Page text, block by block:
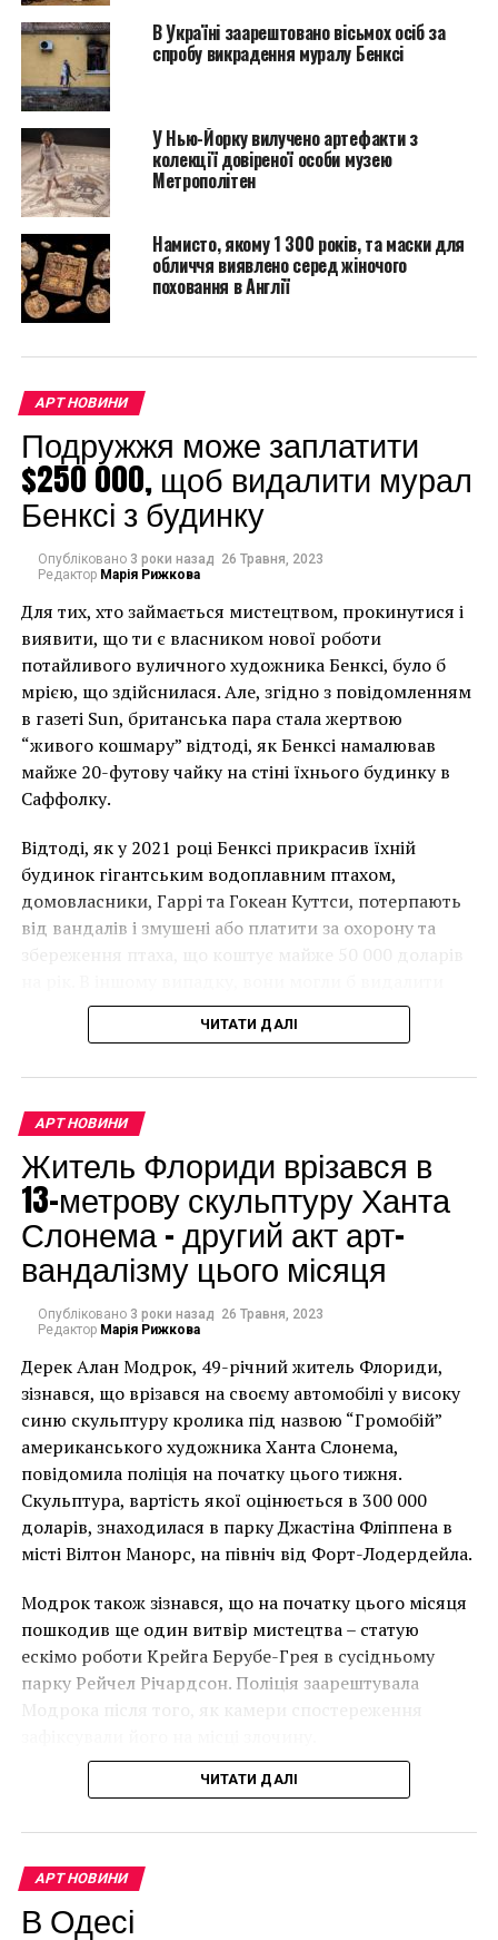
«Быть великим
учителем требует
большой стойкости,
изобретательности и,
конечно, щедрого
сердца. Это качества,
которыми вы делитесь
со своими учениками
каждый день. Так что
огромное спасибо Вам
за все, что вы сделали
и продолжаете
делать», – сказала она.
Тем не менее благодарное заявление Мэй идет в
разногласие с растущим давлением на
преподавание искусства в школах по всей Англии и
Уэльсу. Из-за того, что правительство уделяет
особое внимание математике и естественным
наукам, многие школы предпочитают сократить или
исключить преподавание таких предметов, как
музыка, драма и искусство.
Зафираку была выбрана, в частности, за ее
инициативы по обучению изолированных детей из
внедрить индивидуальные внеклассные
мероприятия, такие как сомалийский школьный хор
и занятия спортом только для девочек, которые не
оскорбляют консервативные общины. В своих
классах она помогает ученикам справляться с
столкнуться дома, когда занимаются искусством.
«Одним из
величайших
нововведений Андрии
было привлечение в
школу местных
полицейских,
работников
психиатрической
больницы и учителей
для обсуждения
проблем учеников, что
позволило всем, кто
участвует в их жизни,
работать вместе и
помочь им добиться
успеха», – говорится в
заявлении
организаторов премии.
Facebook
Twitter
Pinterest
WhatsApp
ViberTelegram
Copy
Link
GLOBAL TEACHER PRIZE FOUNDATION 2018
НАСТУПНА СТАТТЯ
Работы Шиле вернут наследникам жертвы
В Україні заарештовано вісьмох осіб за
спробу викрадення муралу Бенксі
У Нью-Йорку вилучено артефакти з
колекції довіреної особи музею
Метрополітен
Намисто, якому 1 300 років, та маски для
обличчя виявлено серед жіночого
поховання в Англії
АРТ НОВИНИ
Подружжя може заплатити
$250 000, щоб видалити мурал
Бенксі з будинку
Опубліковано 3 роки назад 26 Травня, 2023
Редактор Марія Рижкова
Для тих, хто займається мистецтвом, прокинутися і
виявити, що ти є власником нової роботи
потайливого вуличного художника Бенксі, було б
мрією, що здійснилася. Але, згідно з повідомленням
в газеті Sun, британська пара стала жертвою
“живого кошмару” відтоді, як Бенксі намалював
майже 20-футову чайку на стіні їхнього будинку в
Саффолку.
Відтоді, як у 2021 році Бенксі прикрасив їхній
будинок гігантським водоплавним птахом,
домовласники, Гаррі та Гокеан Куттси, потерпають
від вандалів і змушені або платити за охорону та
збереження птаха, що коштує майже 50 000 доларів
мурал, що може коштувати до чверті мільйона
доларів.
Чоловік позує під макетом чайки, яка ось-ось
накинеться на упаковку чіпсів – сюжет графіті, що
має ознаки вуличного художника Бенксі, на стіні в
Лоустофті на східному узбережжі Англії 8 серпня 2021
року. (Фото Джастіна Талліса / AFP)
В інтерв’ю “Таймс” пан Куттс сказав:
“Спочатку це було
неймовірно, але з
розвитком подій це
стало надзвичайно
впевнений, що Бенксі
усвідомлює
непередбачувані
наслідки для власників
будинків. Якби ми
ЧИТАТИ ДАЛІ
АРТ НОВИНИ
Житель Флориди врізався в
13-метрову скульптуру Ханта
Слонема – другий акт арт-
вандалізму цього місяця
Опубліковано 3 роки назад 26 Травня, 2023
Редактор Марія Рижкова
Дерек Алан Модрок, 49-річний житель Флориди,
зізнався, що врізався на своєму автомобілі у високу
синю скульптуру кролика під назвою “Громобій”
американського художника Ханта Слонема,
повідомила поліція на початку цього тижня.
Скульптура, вартість якої оцінюється в 300 000
доларів, знаходилася в парку Джастіна Фліппена в
місті Вілтон Манорс, на північ від Форт-Лодердейла.
Модрок також зізнався, що на початку цього місяця
пошкодив ще один витвір мистецтва – статую
ескімо роботи Крейга Берубе-Грея в сусідньому
парку Рейчел Річардсон. Поліція заарештувала
Модрока після того, як камери спостереження
ЧИТАТИ ДАЛІ
АРТ НОВИНИ
В Одесі